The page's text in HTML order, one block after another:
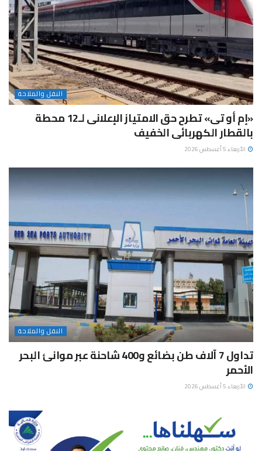
النقل والملاحة
«إم أو تى» تطرح حق الامتياز الإعلانى لـ12 محطة
بالقطار الكهربائى الخفيف
الأربعاء 5 أغسطس 2026
النقل والملاحة
تداول 7 آلاف طن بضائع و400 شاحنة عبر موانئ البحر
الأحمر
الأربعاء 5 أغسطس 2026